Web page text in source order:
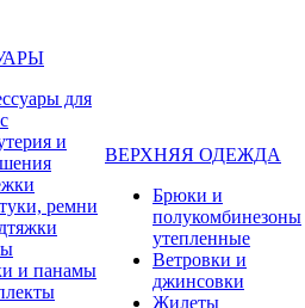
для
и
ремни
и панамы
ВЕРХНЯЯ ОДЕЖДА
Брюки и
полукомбинезоны
утепленные
Ветровки и
джинсовки
Жилеты